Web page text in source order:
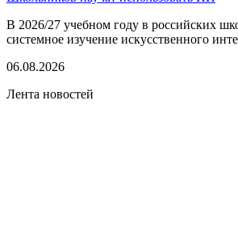
В 2026/27 учебном году в российских
системное изучение искусственного
06.08.2026
Лента новостей